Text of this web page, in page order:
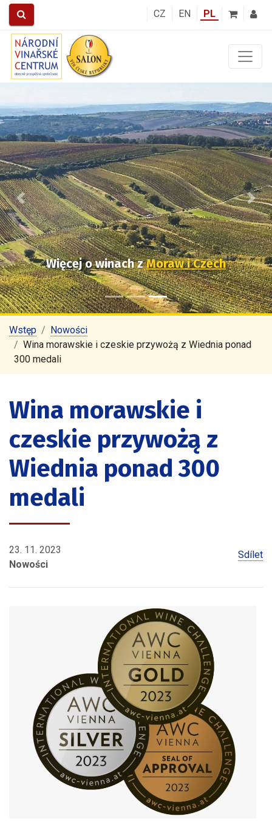
CZ EN PL
Więcej o winachzMoraw i Czech
Předchozí Další
Wstęp
Nowości
Wina morawskie i czeskie przywożą z Wiednia ponad
300 medali
Wina morawskie i
czeskie przywożą z
Wiednia ponad 300
medali
23. 11. 2023
Nowości
Sdílet